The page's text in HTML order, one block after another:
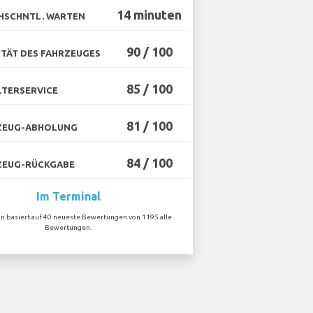
WARTEN 14 minuten
DES FAHRZEUGES 90 / 100
85 / 100
ABHOLUNG 81 / 100
RÜCKGABE 84 / 100
Im Terminal
basiert auf 40 neueste Bewertungen von 1195 alle
Bewertungen.